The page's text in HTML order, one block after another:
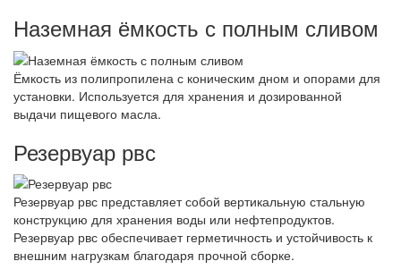
Наземная ёмкость с полным сливом
Ёмкость из полипропилена с коническим дном и опорами для
установки. Используется для хранения и дозированной
выдачи пищевого масла.
Резервуар рвс
Резервуар рвс представляет собой вертикальную стальную
конструкцию для хранения воды или нефтепродуктов.
Резервуар рвс обеспечивает герметичность и устойчивость к
внешним нагрузкам благодаря прочной сборке.